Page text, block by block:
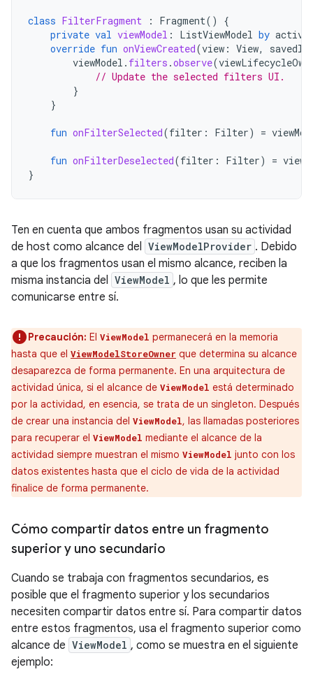
class FilterFragment : Fragment()
{
private val viewModel : ListViewModel by
override fun onViewCreated(view : View,
viewModel . filters .observe(
// Update the selected filters UI.
}
}
fun onFilterSelected(filter : Filter) =
fun onFilterDeselected(filter : Filter) =
}
Ten en cuenta que ambos fragmentos usan su actividad
de host como alcance del ViewModelProvider . Debido
a que los fragmentos usan el mismo alcance, reciben la
misma instancia del ViewModel , lo que les permite
comunicarse entre sí.
Precaución: El ViewModel permanecerá en la memoria
hasta que el ViewModelStoreOwner que determina su alcance
desaparezca de forma permanente. En una arquitectura de
actividad única, si el alcance de ViewModel está determinado
por la actividad, en esencia, se trata de un singleton. Después
de crear una instancia del ViewModel, las llamadas posteriores
para recuperar el ViewModel mediante el alcance de la
actividad siempre muestran el mismo ViewModel junto con los
datos existentes hasta que el ciclo de vida de la actividad
finalice de forma permanente.
Cómo compartir datos entre un fragmento
superior y uno secundario
Cuando se trabaja con fragmentos secundarios, es
posible que el fragmento superior y los secundarios
necesiten compartir datos entre sí. Para compartir datos
entre estos fragmentos, usa el fragmento superior como
alcance de ViewModel , como se muestra en el siguiente
ejemplo: